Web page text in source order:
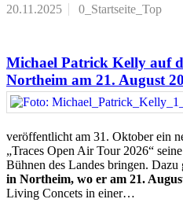
20.11.2025 0_Startseite_Top
Michael Patrick Kelly auf
Northeim am 21. August
veröffentlicht am 31. Oktober ein
„Traces Open Air Tour 2026“
Bühnen des Landes bringen. Dazu
in Northeim, wo er am 21.
Living Concets in einer…